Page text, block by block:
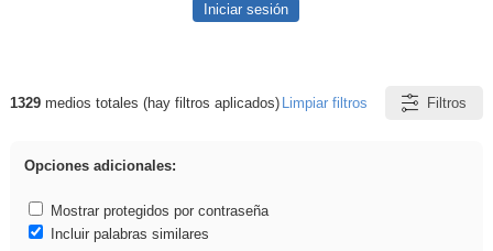
Iniciar sesión
Resultados de: Asturias
1329medios totales (hay filtros aplicados) Limpiar filtros Filtros
Opciones adicionales:
Mostrar protegidos por contraseña
Incluir palabras similares